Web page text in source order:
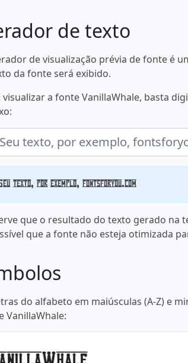
de texto
de visualização prévia de fonte é
da fonte será exibido.
visualizar a fonte VanillaWhale, basta
texto, por exemplo, fontsforyou.com
que o resultado do texto gerado na
que a fonte não esteja otimizada
do alfabeto em maiúsculas (A-Z) e
VanillaWhale: